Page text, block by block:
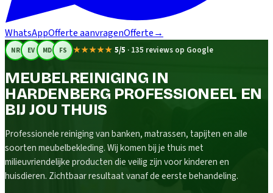
WhatsAppOfferte aanvragenOfferte→
NR EV MD FS ★★★★★ 5/5 · 135 reviews op Google
MEUBELREINIGING IN
HARDENBERG PROFESSIONEEL EN
BIJ JOU THUIS
Professionele reiniging van banken, matrassen, tapijten en alle
soorten meubelbekleding. Wij komen bij je thuis met
milieuvriendelijke producten die veilig zijn voor kinderen en
huisdieren. Zichtbaar resultaat vanaf de eerste behandeling.